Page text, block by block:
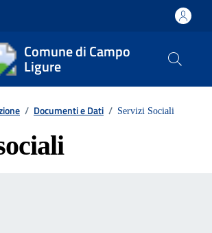
Comune di Campo
Ligure
/ Documenti e Dati / Servizi Sociali